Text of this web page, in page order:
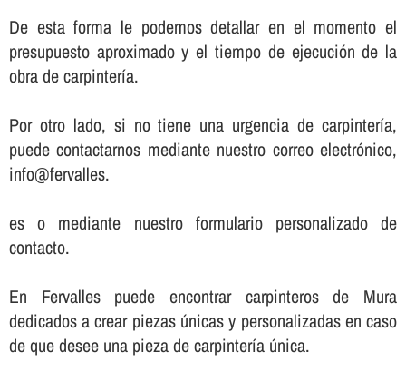
De esta forma le podemos detallar en el momento el
presupuesto aproximado y el tiempo de ejecución de la
obra de carpinterí­a.
Por otro lado, si no tiene una urgencia de carpinterí­a,
puede contactarnos mediante nuestro correo electrónico,
info@fervalles.
es o mediante nuestro formulario personalizado de
contacto.
En Fervalles puede encontrar carpinteros de Mura
dedicados a crear piezas únicas y personalizadas en caso
de que desee una pieza de carpinterí­a única.